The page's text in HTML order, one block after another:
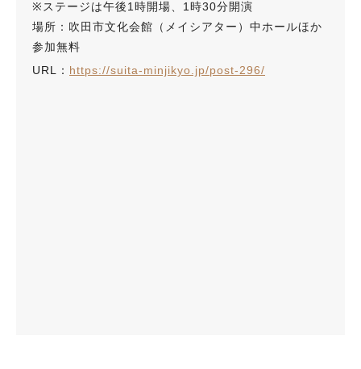
※ステージは午後1時開場、1時30分開演
場所：吹田市文化会館（メイシアター）中ホールほか
参加無料
URL： https://suita-minjikyo.jp/post-296/